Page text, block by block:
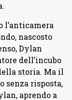
l’anticamera
nascosto
Dylan
dell’incubo
storia. Ma il
senza risposta,
aprendo a